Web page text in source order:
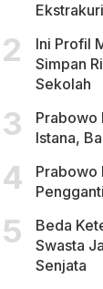
Ini Profil
Simpan
Sekolah
Prabowo
Istana,
Prabowo
Beda
Swasta
Senjata